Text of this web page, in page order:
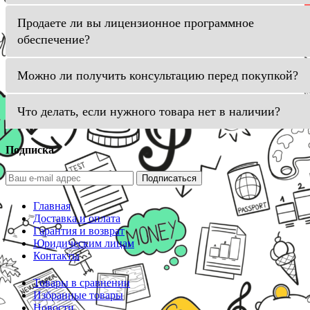
Продаете ли вы лицензионное программное
обеспечение?
Можно ли получить консультацию перед покупкой?
Что делать, если нужного товара нет в наличии?
Подписка
Подписаться
Главная
Доставка и оплата
Гарантия и возврат
Юридическим лицам
Контакты
Товары в сравнении
Избранные товары